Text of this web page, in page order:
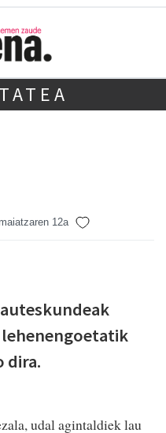
12a
lehenengoetatik
dira.
udal agintaldiek lau